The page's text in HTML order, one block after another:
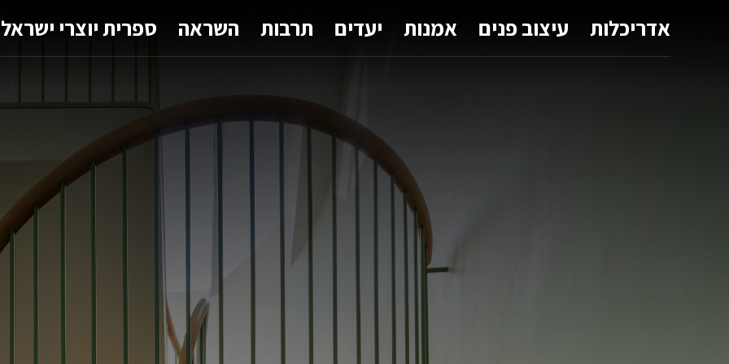
אדריכלות עיצוב פנים אמנות יעדים תרבות השראה ספרית יוצרי ישראל